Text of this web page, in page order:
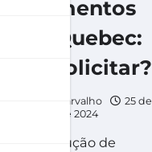
documentos
para Quebec:
qual solicitar?
Carolina Carvalho
25 de
novembro de 2024
Qual tradução de